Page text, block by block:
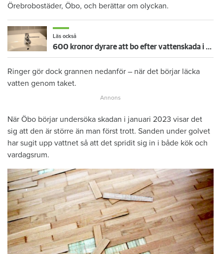
Örebrobostäder, Öbo, och berättar om olyckan.
Läs också
600 kronor dyrare att bo efter vattenskada i Varberg
Ringer gör dock grannen nedanför – när det börjar läcka
vatten genom taket.
När Öbo börjar undersöka skadan i januari 2023 visar det
sig att den är större än man först trott. Sanden under golvet
har sugit upp vattnet så att det spridit sig in i både kök och
vardagsrum.